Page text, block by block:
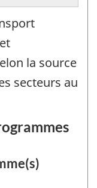
la source
secteurs au